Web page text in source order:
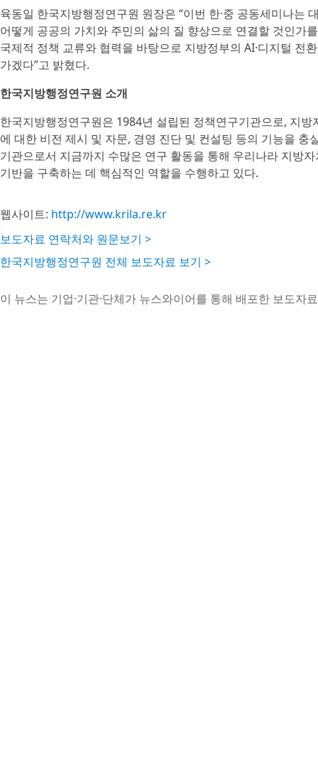
육동일 한국지방행정연구원 원장은 “이번 한·중 공동세미나는
어떻게 공공의 가치와 주민의 삶의 질 향상으로 연결할 것인가
국제적 정책 교류와 협력을 바탕으로 지방정부의 AI·디지털 전
가겠다”고 밝혔다.
한국지방행정연구원 소개
한국지방행정연구원은 1984년 설립된 정책연구기관으로, 지
에 대한 비전 제시 및 자문, 경영 진단 및 컨설팅 등의 기능을
기관으로서 지금까지 수많은 연구 활동을 통해 우리나라 지방
기반을 구축하는 데 핵심적인 역할을 수행하고 있다.
웹사이트: http://www.krila.re.kr
보도자료 연락처와 원문보기 >
한국지방행정연구원 전체 보도자료 보기 >
이 뉴스는 기업·기관·단체가 뉴스와이어를 통해 배포한 보도자